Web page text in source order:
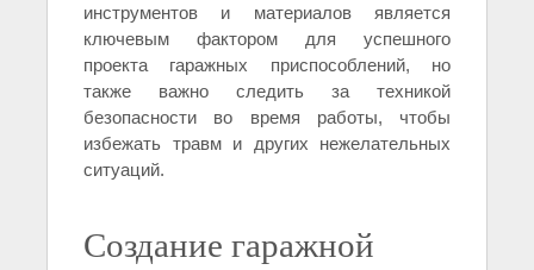
инструментов и материалов является
ключевым фактором для успешного
проекта гаражных приспособлений, но
также важно следить за техникой
безопасности во время работы, чтобы
избежать травм и других нежелательных
ситуаций.
Создание гаражной